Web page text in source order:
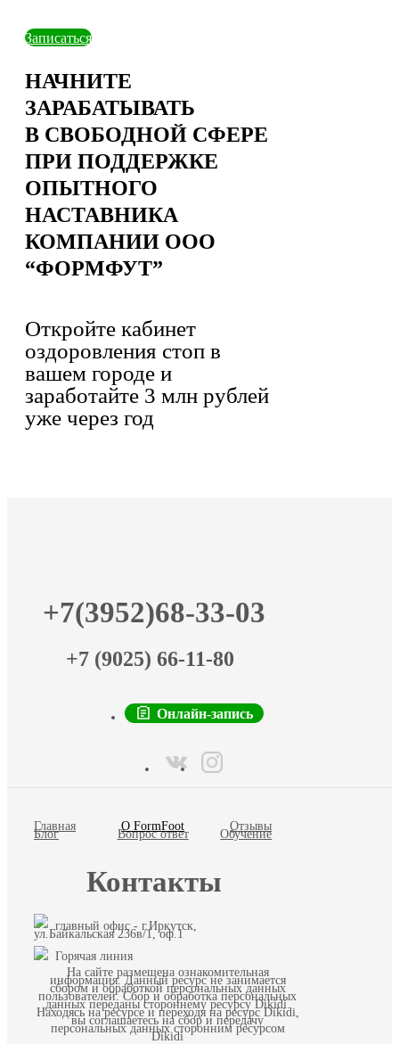
Записаться
НАЧНИТЕ
ЗАРАБАТЫВАТЬ
В СВОБОДНОЙ СФЕРЕ
ПРИ ПОДДЕРЖКЕ
ОПЫТНОГО
НАСТАВНИКА
КОМПАНИИ ООО
“ФОРМФУТ”
Откройте кабинет
оздоровления стоп в
вашем городе и
заработайте 3 млн рублей
уже через год
+7(3952)68-33-03
+7 (9025) 66-11-80
Онлайн-запись
Главная О FormFoot Отзывы
Блог Вопрос ответ Обучение
Контакты
главный офис - г.Иркутск,
ул.Байкальская 236в/1, оф.1
Горячая линия
На сайте размещена ознакомительная
информация. Данный ресурс не занимается
сбором и обработкой персональных данных
пользователей. Сбор и обработка персональных
данных переданы стороннему ресурсу Dikidi.
Находясь на ресурсе и переходя на ресурс Dikidi,
вы соглашаетесь на сбор и передачу
персональных данных сторонним ресурсом
Dikidi